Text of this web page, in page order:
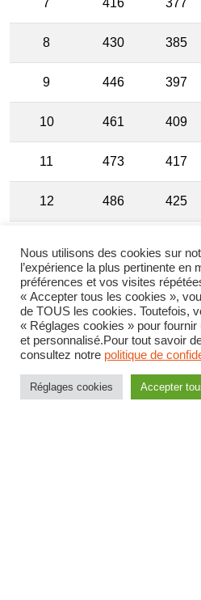
7 416 377
8 430 385
9 446 397
10 461 409
11 473 417
12 486 425
Nous utilisons des cookies sur
l’expérience la plus pertinente en
préférences et vos visites
« Accepter tous les cookies »,
de TOUS les cookies. Toutefois,
« Réglages cookies » pour
et personnalisé.Pour tout savoir
consultez notre politique de
Réglages cookies Accepter